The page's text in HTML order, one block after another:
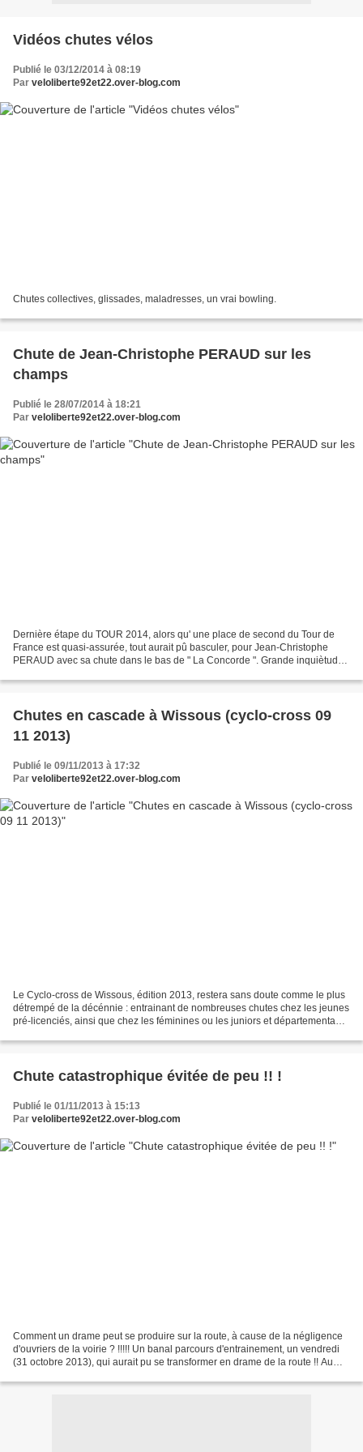
Vidéos chutes vélos
Publié le 03/12/2014 à 08:19
Par veloliberte92et22.over-blog.com
Chutes collectives, glissades, maladresses, un vrai bowling.
Chute de Jean-Christophe PERAUD sur les
champs
Publié le 28/07/2014 à 18:21
Par veloliberte92et22.over-blog.com
Dernière étape du TOUR 2014, alors qu' une place de second du Tour de
France est quasi-assurée, tout aurait pû basculer, pour Jean-Christophe
PERAUD avec sa chute dans le bas de " La Concorde ". Grande inquiètude
Chutes en cascade à Wissous (cyclo-cross 09
11 2013)
Publié le 09/11/2013 à 17:32
Par veloliberte92et22.over-blog.com
Le Cyclo-cross de Wissous, édition 2013, restera sans doute comme le plus
détrempé de la décénnie : entrainant de nombreuses chutes chez les jeunes
pré-licenciés, ainsi que chez les féminines ou les juniors et départementaux.
Chute catastrophique évitée de peu !! !
Publié le 01/11/2013 à 15:13
Par veloliberte92et22.over-blog.com
Comment un drame peut se produire sur la route, à cause de la négligence
d'ouvriers de la voirie ? !!!!! Un banal parcours d'entrainement, un vendredi
(31 octobre 2013), qui aurait pu se transformer en drame de la route !! Au